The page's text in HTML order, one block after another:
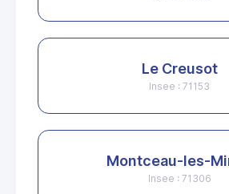
Le Creusot
Insee : 71153
Montceau-les-
Insee : 71306